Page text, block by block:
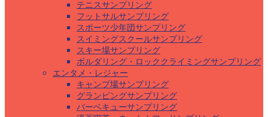
テニスサンプリング
フットサルサンプリング
スポーツ少年団サンプリング
スイミングスクールサンプリング
スキー場サンプリング
ボルダリング・ロッククライミングサンプリング
エンタメ・レジャー
キャンプ場サンプリング
グランピングサンプリング
バーベキューサンプリング